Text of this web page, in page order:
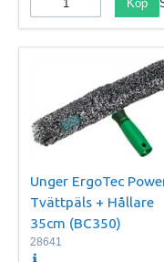
Köp
Unger ErgoTec
Tvättpäls + Hållare
35cm (BC350)
28641